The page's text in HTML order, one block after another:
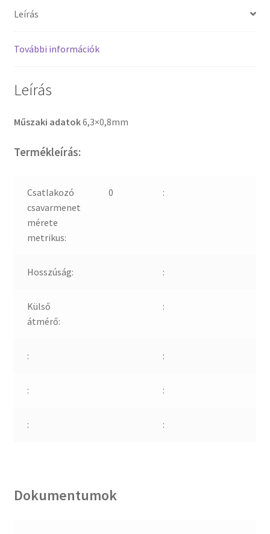
Leírás
További információk
Leírás
Műszaki adatok6,3×0,8mm
Termékleírás:
Csatlakozó
csavarmenet
mérete
metrikus:
0 :
Hosszúság: :
Külső
átmérő:
:
: :
: :
: :
Dokumentumok